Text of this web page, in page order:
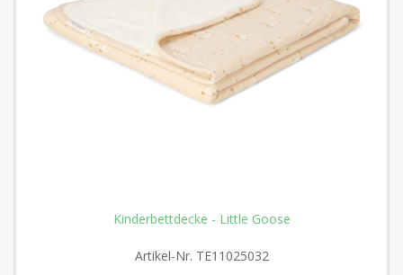
Kinderbettdecke - Little Goose
Artikel-Nr. TE11025032